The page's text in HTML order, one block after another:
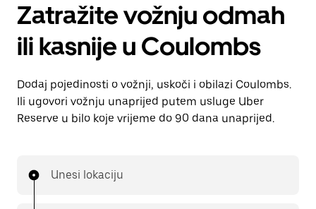
Zatražite vožnju odmah
ili kasnije u Coulombs
Dodaj pojedinosti o vožnji, uskoči i obilazi Coulombs.
Ili ugovori vožnju unaprijed putem usluge Uber
Reserve u bilo koje vrijeme do 90 dana unaprijed.
Unesi lokaciju